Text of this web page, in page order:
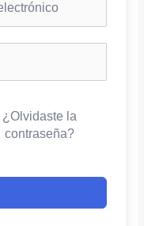
¿Olvidaste la
contraseña?